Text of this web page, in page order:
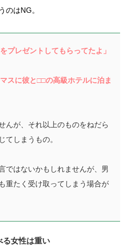
のはNG。
プレゼントしてもらってたよ」
スに彼と□□の高級ホテルに泊ま
んが、それ以上のものをねだら
てしまうもの。
ではないかもしれませんが、男
重たく受け取ってしまう場合が
る女性は重い